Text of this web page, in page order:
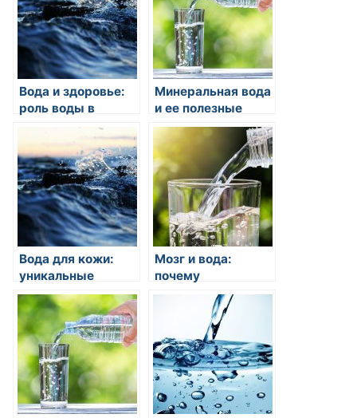
дегидратации?
аспектом ее
здоровья?
Вода и здоровье:
роль воды в
организме
человека
Минеральная вода
и ее полезные
свойства
Вода для кожи:
уникальные
свойства
питьевого режима
Мозг и вода:
почему
употребление
достаточного
количества воды
необходимо для
нормальной
работы мозга?